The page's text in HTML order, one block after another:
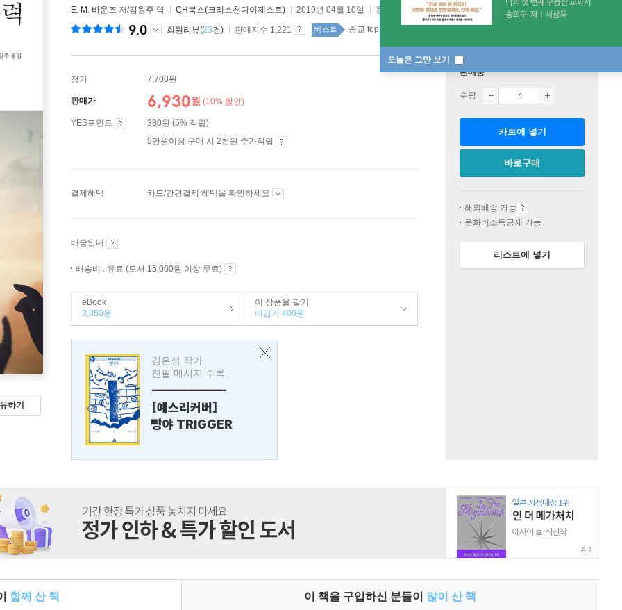
오늘은 그만 보기
하기
E. M. 바운즈 저/김원주 역 CH북스(크리스천다이제스트) 2019년 04월 10일 원제 : Power Through Prayer
9.0 회원리뷰(23건) 판매지수 1,221 베스트 종교 top100 1주
정가 7,700원
판매가 6,930원 (10% 할인)
YES포인트
380원 (5% 적립)
5만원이상 구매 시 2천원 추가적립
결제혜택 카드/간편결제 혜택을 확인하세요
배송안내
배송비 : 유료 (도서 15,000원 이상 무료)
eBook
3,850원
이 상품을 팔기
매입가 400원
김은성 작가
친필 메시지 수록
---------------
[예스리커버]
빵야 TRIGGER
판매중
수량
카트에 넣기
바로구매
해외배송 가능
문화비소득공제 가능
리스트에 넣기
AD
함께 산 책 이 책을 구입하신 분들이 많이 산 책